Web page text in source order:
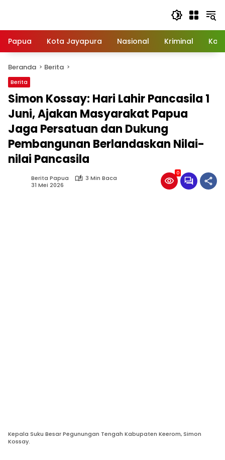
Papua
Kota Jayapura Nasional Kriminal
Beranda Berita
Berita
Simon Kossay: Hari Lahir Pancasila 1
Juni, Ajakan Masyarakat Papua
Jaga Persatuan dan Dukung
Pembangunan Berlandaskan Nilai-
nilai Pancasila
Berita Papua
3 Min Baca
31 Mei 2026
0
Kepala Suku Besar Pegunungan Tengah Kabupaten Keerom, Simon
Kossay.